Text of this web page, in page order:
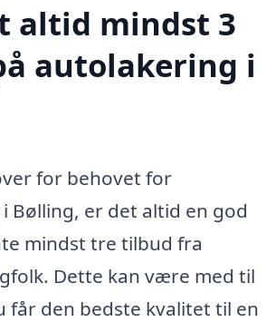
altid mindst 3
autolakering i
for behovet for
Bølling, er det altid en god
mindst tre tilbud fra
Dette kan være med til
får den bedste kvalitet til en